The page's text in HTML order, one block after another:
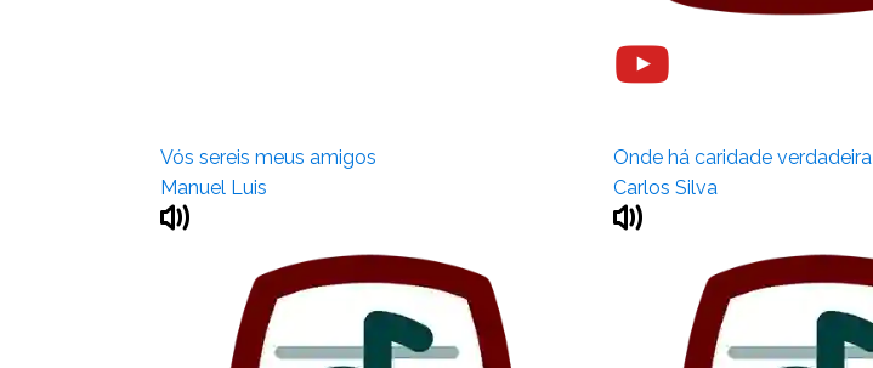
Vós sereis meus amigos
Manuel Luis
Onde há caridade verdadeira
Carlos Silva